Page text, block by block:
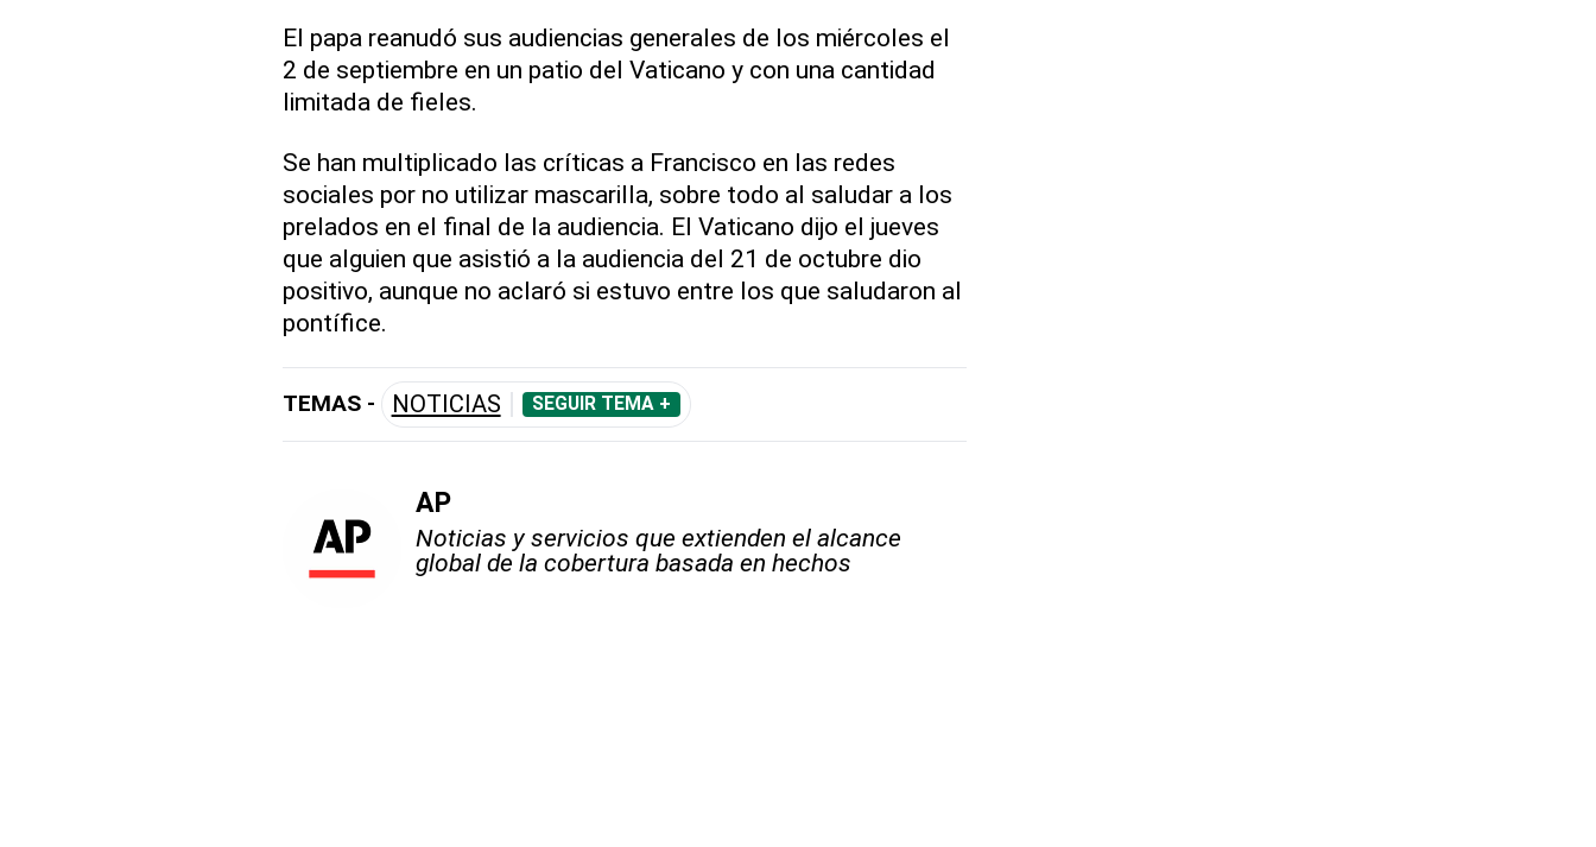
El papa reanudó sus audiencias generales de los miércoles el
2 de septiembre en un patio del Vaticano y con una cantidad
limitada de fieles.
Se han multiplicado las críticas a Francisco en las redes
sociales por no utilizar mascarilla, sobre todo al saludar a los
prelados en el final de la audiencia. El Vaticano dijo el jueves
que alguien que asistió a la audiencia del 21 de octubre dio
positivo, aunque no aclaró si estuvo entre los que saludaron al
pontífice.
TEMAS - NOTICIAS SEGUIR TEMA +
AP
Noticias y servicios que extienden el alcance
global de la cobertura basada en hechos